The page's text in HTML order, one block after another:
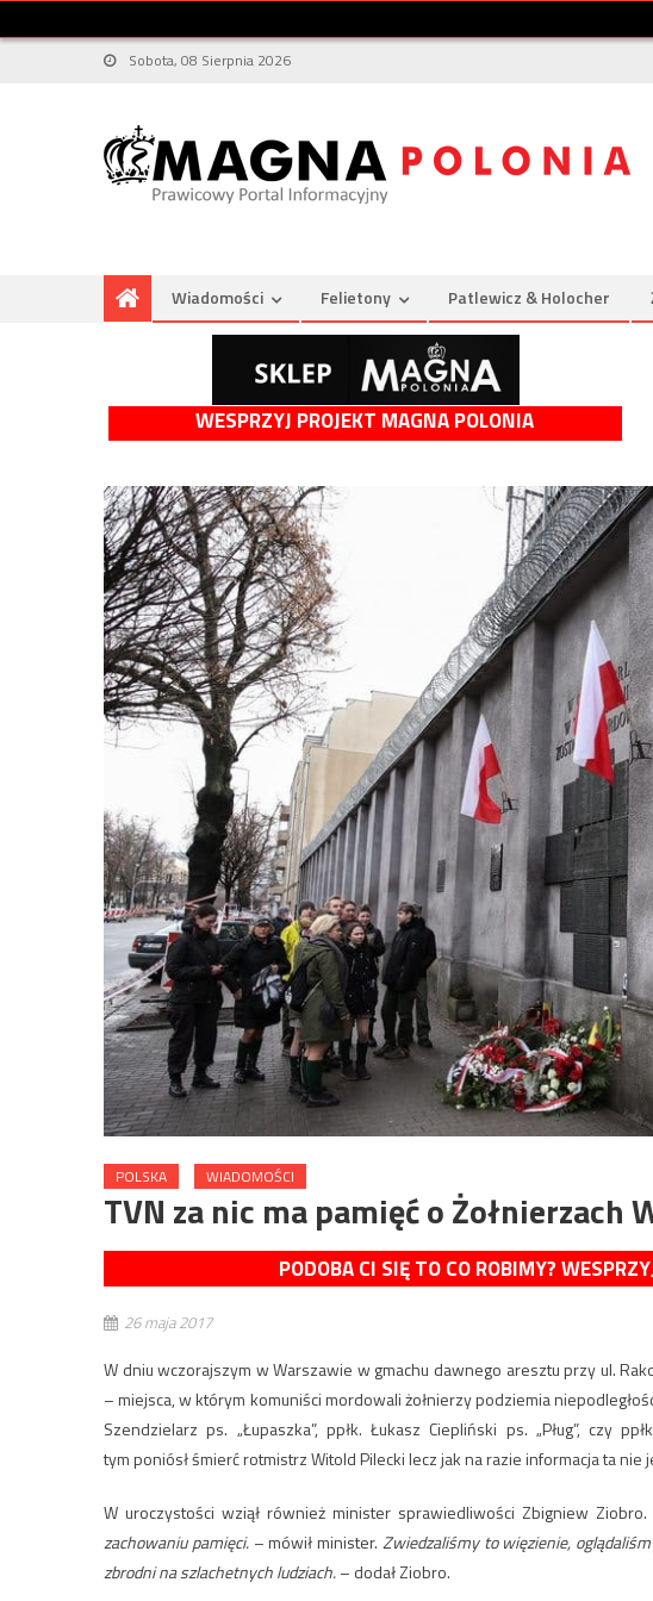
Sobota, 08 Sierpnia 2026
Wiadomości Felietony Patlewicz & Holocher
WESPRZYJ PROJEKT MAGNA POLONIA
POLSKA WIADOMOŚCI
TVN za nic ma pamięć o Żołnierzach
PODOBA CI SIĘ TO CO ROBIMY?
26 maja 2017
W dniu wczorajszym w Warszawie w gmachu dawnego aresztu przy ul.
– miejsca, w którym komuniści mordowali żołnierzy podziemia
Szendzielarz ps. „Łupaszka”, ppłk. Łukasz Ciepliński ps. „Pług”, czy
tym poniósł śmierć rotmistrz Witold Pilecki lecz jak na razie informacja ta
W uroczystości wziął również minister sprawiedliwości Zbigniew Ziobro.
zachowaniu pamięci.– mówił minister. Zwiedzaliśmy to więzienie,
zbrodni na szlachetnych ludziach.– dodał Ziobro.